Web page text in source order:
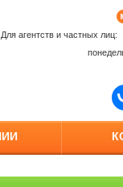
Для агентств и частных лиц: